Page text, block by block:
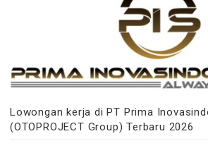
Lowongan kerja di PT Prima
(OTOPROJECT Group) Terbaru 2026